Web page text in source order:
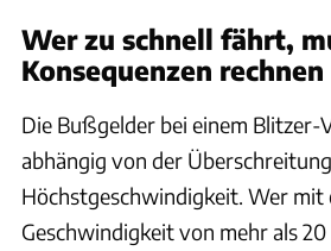
Wer zu schnell fährt,
Konsequenzen rechnen
Die Bußgelder bei einem Blitzer-
abhängig von der
Höchstgeschwindigkeit. Wer mit
Geschwindigkeit von mehr als